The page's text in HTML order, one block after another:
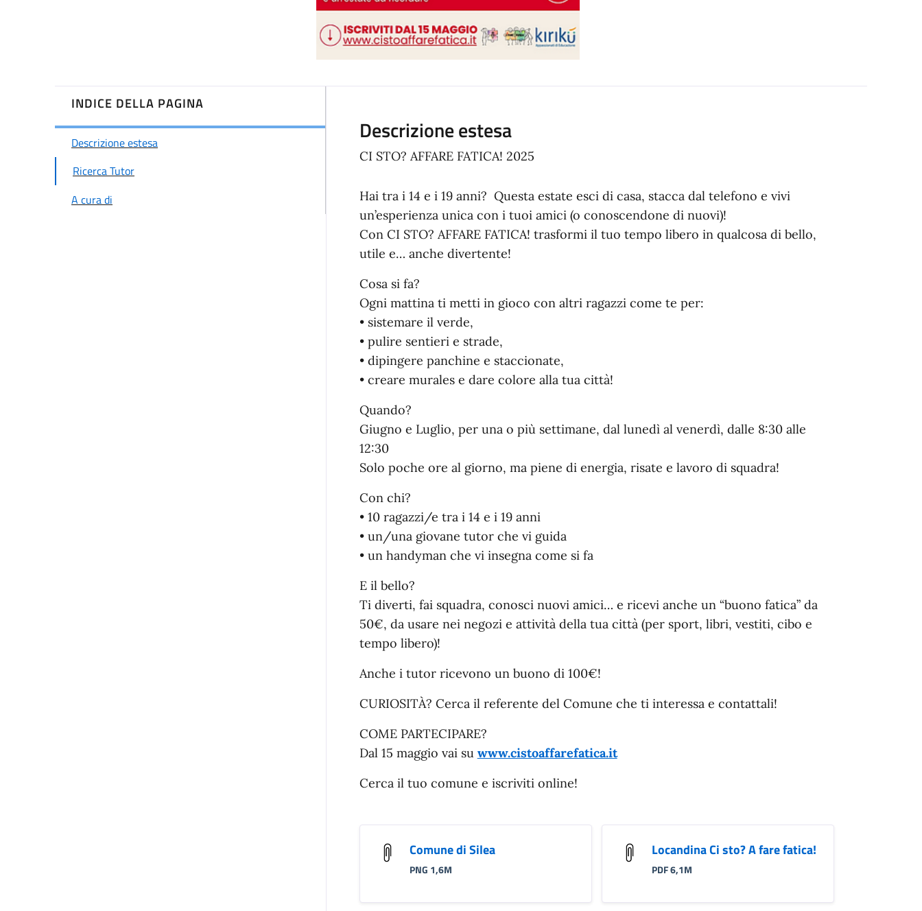
INDICE DELLA PAGINA
Descrizione estesa
Ricerca Tutor
A cura di
Descrizione estesa
CI STO? AFFARE FATICA! 2025
Hai tra i 14 e i 19 anni? Questa estate esci di casa, stacca dal telefono e vivi
un’esperienza unica con i tuoi amici (o conoscendone di nuovi)!
Con CI STO? AFFARE FATICA! trasformi il tuo tempo libero in qualcosa di bello,
utile e… anche divertente!
Cosa si fa?
Ogni mattina ti metti in gioco con altri ragazzi come te per:
• sistemare il verde,
• pulire sentieri e strade,
• dipingere panchine e staccionate,
• creare murales e dare colore alla tua città!
Quando?
Giugno e Luglio, per una o più settimane, dal lunedì al venerdì, dalle 8:30 alle
12:30
Solo poche ore al giorno, ma piene di energia, risate e lavoro di squadra!
Con chi?
• 10 ragazzi/e tra i 14 e i 19 anni
• un/una giovane tutor che vi guida
• un handyman che vi insegna come si fa
E il bello?
Ti diverti, fai squadra, conosci nuovi amici… e ricevi anche un “buono fatica” da
50€, da usare nei negozi e attività della tua città (per sport, libri, vestiti, cibo e
tempo libero)!
Anche i tutor ricevono un buono di 100€!
CURIOSITÀ? Cerca il referente del Comune che ti interessa e contattali!
COME PARTECIPARE?
Dal 15 maggio vai su www.cistoaffarefatica.it
Cerca il tuo comune e iscriviti online!
Comune di Silea
PNG 1,6M
Locandina Ci sto? A fare fatica!
PDF 6,1M